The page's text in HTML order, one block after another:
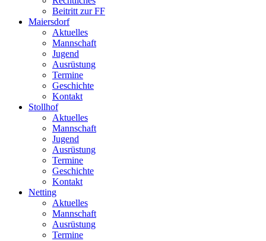
Beitritt zur FF
Maiersdorf
Aktuelles
Mannschaft
Jugend
Ausrüstung
Termine
Geschichte
Kontakt
Stollhof
Aktuelles
Mannschaft
Jugend
Ausrüstung
Termine
Geschichte
Kontakt
Netting
Aktuelles
Mannschaft
Ausrüstung
Termine